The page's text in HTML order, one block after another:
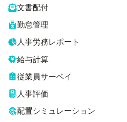
文書配付
勤怠管理
人事労務レポート
給与計算
従業員サーベイ
人事評価
配置シミュレーション